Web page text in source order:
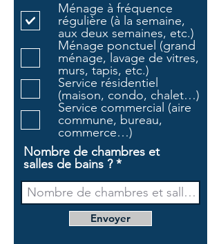
g
a
t
o
i
r
e
Ménage à fréquence
régulière (à la semaine,
aux deux semaines, etc.)
Ménage ponctuel (grand
ménage, lavage de vitres,
murs, tapis, etc.)
Service résidentiel
(maison, condo, chalet…)
Service commercial (aire
commune, bureau,
commerce…)
Nombre de chambres et
salles de bains ?
Envoyer